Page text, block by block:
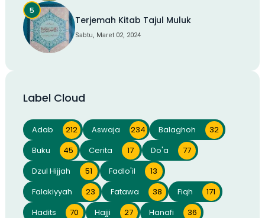
Terjemah Kitab Tajul Muluk
Sabtu, Maret 02, 2024
Label Cloud
Adab 212 Aswaja 234 Balaghoh
32
Buku
45 Cerita 17 Do'a
77
Dzul Hijjah
51 Fadlo'il
13
Falakiyyah
23 Fatawa 38 Fiqh
171
Hadits
70 Hajji 27 Hanafi
36